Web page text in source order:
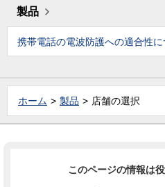
製品
携帯電話の電波防護への適合性に
ホーム 製品 店舗の選択
このページの情報は